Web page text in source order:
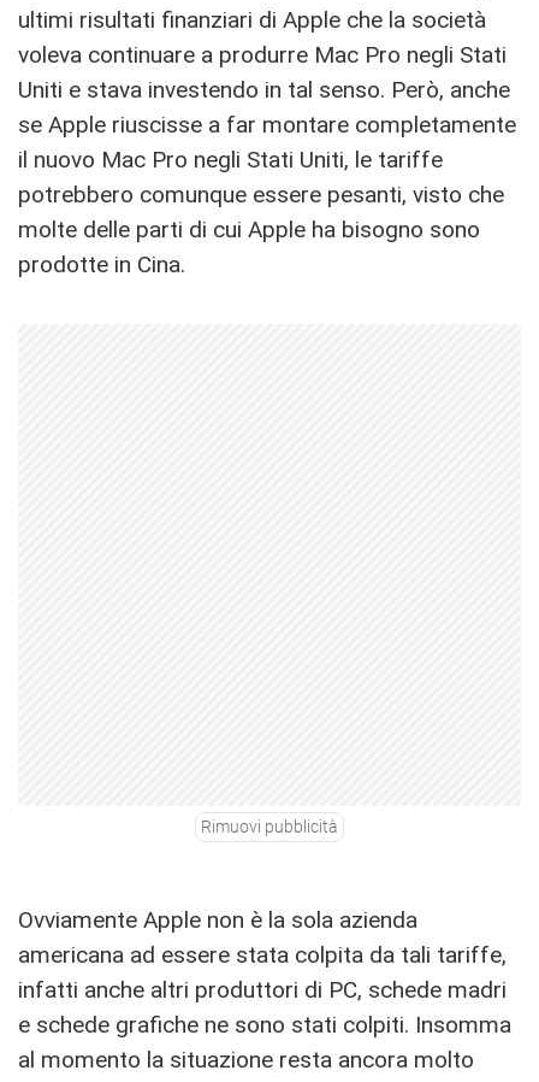
ultimi risultati finanziari di Apple che la società
voleva continuare a produrre Mac Pro negli Stati
Uniti e stava investendo in tal senso. Però, anche
se Apple riuscisse a far montare completamente
il nuovo Mac Pro negli Stati Uniti, le tariffe
potrebbero comunque essere pesanti, visto che
molte delle parti di cui Apple ha bisogno sono
prodotte in Cina.
Rimuovi pubblicità
Ovviamente Apple non è la sola azienda
americana ad essere stata colpita da tali tariffe,
infatti anche altri produttori di PC, schede madri
e schede grafiche ne sono stati colpiti. Insomma
al momento la situazione resta ancora molto